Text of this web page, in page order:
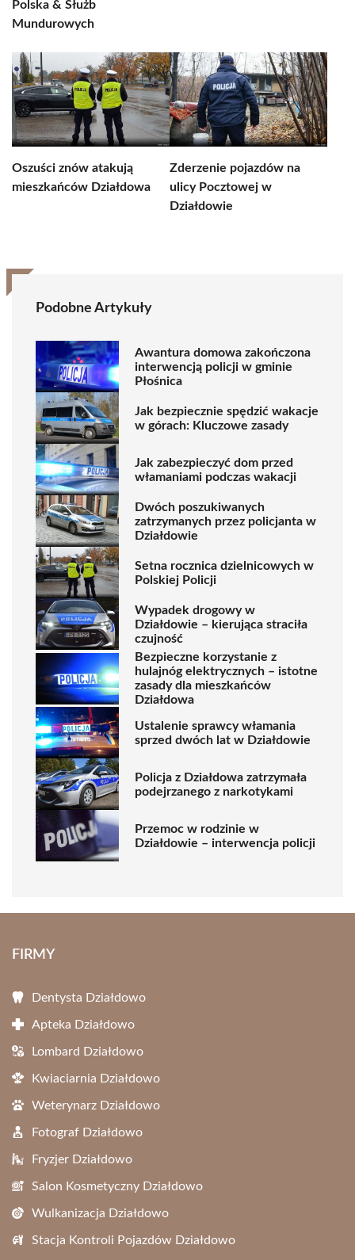
Polska & Służb
Mundurowych
Oszuści znów atakują
mieszkańców Działdowa
Zderzenie pojazdów na
ulicy Pocztowej w
Działdowie
Podobne Artykuły
Awantura domowa zakończona
interwencją policji w gminie
Płośnica
Jak bezpiecznie spędzić wakacje
w górach: Kluczowe zasady
Jak zabezpieczyć dom przed
włamaniami podczas wakacji
Dwóch poszukiwanych
zatrzymanych przez policjanta w
Działdowie
Setna rocznica dzielnicowych w
Polskiej Policji
Wypadek drogowy w
Działdowie – kierująca straciła
czujność
Bezpieczne korzystanie z
hulajnóg elektrycznych – istotne
zasady dla mieszkańców
Działdowa
Ustalenie sprawcy włamania
sprzed dwóch lat w Działdowie
Policja z Działdowa zatrzymała
podejrzanego z narkotykami
Przemoc w rodzinie w
Działdowie – interwencja policji
FIRMY
Dentysta Działdowo
Apteka Działdowo
Lombard Działdowo
Kwiaciarnia Działdowo
Weterynarz Działdowo
Fotograf Działdowo
Fryzjer Działdowo
Salon Kosmetyczny Działdowo
Wulkanizacja Działdowo
Stacja Kontroli Pojazdów Działdowo